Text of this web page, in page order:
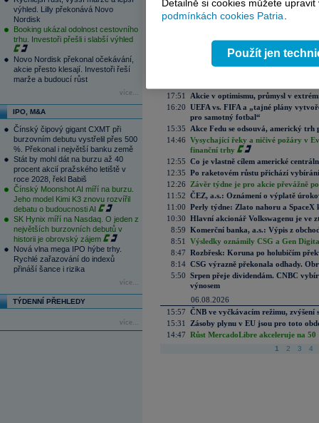
výhled. Lilly překonává Novo
Nordisk
Booking ukázal odolnost cestovního
trhu. Investoři přešli i slabší výhled
Novo Nordisk překonal očekávání,
akcie přesto klesají. Investoři řeší
marže a budoucí růst
více...
IPO, M&A
Čínský čipový gigant CXMT při
burzovním debutu vystřelil přes 500
%. Překonal i největší banku země
Stát by mohl dát na burzu až 40
procent akcií pražského letiště v
roce 2028, řekl Babiš
Čínský Moonshot AI míří na burzu.
Jeho model Kimi K3 znovu rozvířil
debatu o budoucnosti AI
SK Hynix míří na Nasdaq. O jeden z
největších burzovních debutů v
historii je obrovský zájem
Nová vlna mega IPO hýbe trhy.
Rychlé zařazování do indexů
přináší šance i rizika
více...
TÝDENNÍ PŘEHLEDY
více...
08.08.2026
Víkendář: Trhy nemají rády
17:51
Akcie v optimismu, průmysl v
16:20 UEFA vs. FIFA a „tajné plány
pro samotný fotbal“
15:35
Akce Fedu se odsouvá, americký
14:46 Vysychající řeky a ničivé požáry v
finanční trhy
12:55 Co je vlastně cílem americké
12:35 Po raketovém růstu přichází
12:26
Závěr týdne je pro akcie převážně
11:52 ČEZ, a.s.: Oznámení o výplatě
11:00 Perly týdne: Zlato nahoru a SpaceX
10:30 Hlavní akcionář Volkswagenu je ve
8:59 Komerční banka, a.s.: Výpis z
8:51
Výsledky oznámily CSG a Gen
8:47 Rozbřesk: Koruna po holubičím
8:14 CSG výrazně překonala odhady.
5:50 Srpen přeje dividendám. CNBC
výnosem
06.08.2026
15:57 ČNB ve vyčkávacím režimu, zvýšení
15:31
Zásoby plynu v EU jsou pro toto
14:47 Růst MercadoLibre akceleruje na
1 2 3 4
Detailně si cookies můžete
podmínkách cookies Patria.
Použít jen